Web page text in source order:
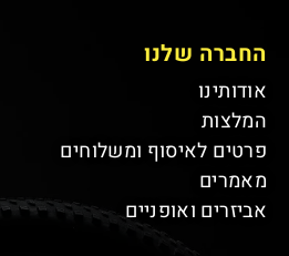
החברה שלנו
אודותינו
המלצות
פרטים לאיסוף ומשלוחים
מאמרים
אביזרים ואופניים